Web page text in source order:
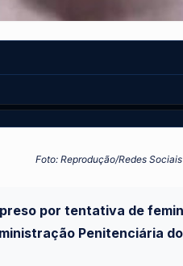
Foto: Reprodução/Redes Sociais
por tentativa de
Penitenciária